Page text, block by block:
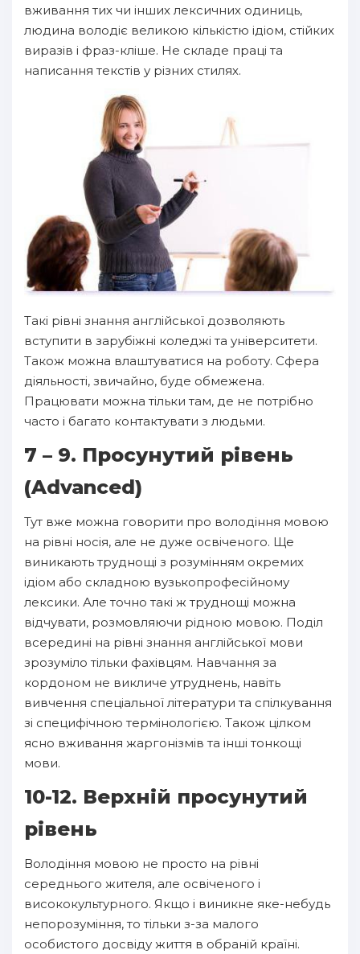
вживання тих чи інших лексичних одиниць,
людина володіє великою кількістю ідіом, стійких
виразів і фраз-кліше. Не складе праці та
написання текстів у різних стилях.
Такі рівні знання англійської дозволяють
вступити в зарубіжні коледжі та університети.
Також можна влаштуватися на роботу. Сфера
діяльності, звичайно, буде обмежена.
Працювати можна тільки там, де не потрібно
часто і багато контактувати з людьми.
7 – 9. Просунутий рівень
(Advanced)
Тут вже можна говорити про володіння мовою
на рівні носія, але не дуже освіченого. Ще
виникають труднощі з розумінням окремих
ідіом або складною вузькопрофесійному
лексики. Але точно такі ж труднощі можна
відчувати, розмовляючи рідною мовою. Поділ
всередині на рівні знання англійської мови
зрозуміло тільки фахівцям. Навчання за
кордоном не викличе утруднень, навіть
вивчення спеціальної літератури та спілкування
зі специфічною термінологією. Також цілком
ясно вживання жаргонізмів та інші тонкощі
мови.
10-12. Верхній просунутий
рівень
Володіння мовою не просто на рівні
середнього жителя, але освіченого і
висококультурного. Якщо і виникне яке-небудь
непорозуміння, то тільки з-за малого
особистого досвіду життя в обраній країні.